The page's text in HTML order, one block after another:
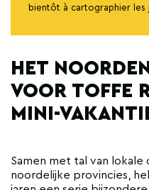
bientôt à cartographier les
HET
VOOR TOFFE
MINI-
Samen met tal van lokale
noordelijke provincies,